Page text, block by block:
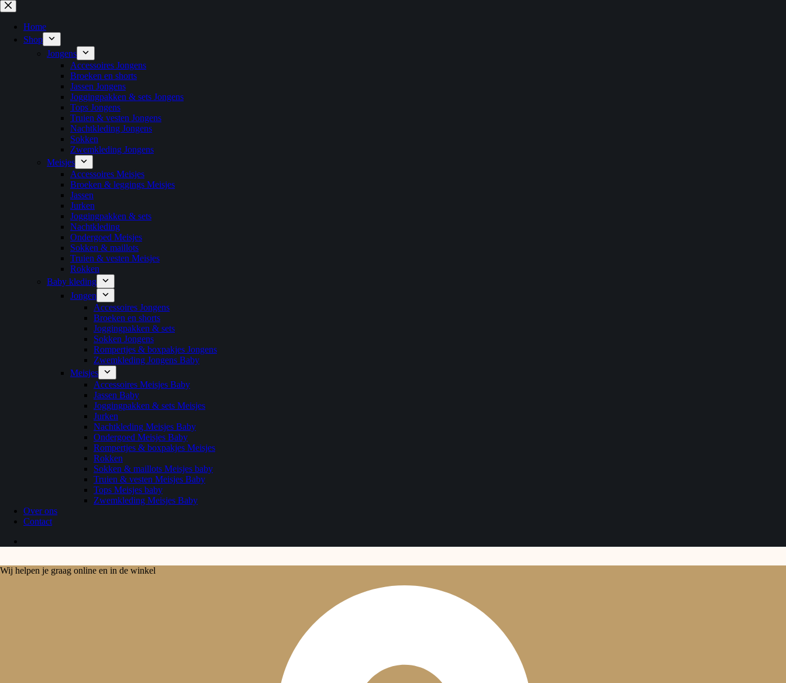
Ga
naar
inhoud
Home
Shop
Jongens
Accessoires Jongens
Broeken en shorts
Jassen Jongens
Joggingpakken & sets Jongens
Tops Jongens
Truien & vesten Jongens
Nachtkleding Jongens
Sokken
Zwemkleding Jongens
Meisjes
Accessoires Meisjes
Broeken & leggings Meisjes
Jassen
Jurken
Joggingpakken & sets
Nachtkleding
Ondergoed Meisjes
Sokken & maillots
Truien & vesten Meisjes
Rokken
Baby kleding
Jongen
Accessoires Jongens
Broeken en shorts
Joggingpakken & sets
Sokken Jongens
Rompertjes & boxpakjes Jongens
Zwemkleding Jongens Baby
Meisjes
Accessoires Meisjes Baby
Jassen Baby
Joggingpakken & sets Meisjes
Jurken
Nachtkleding Meisjes Baby
Ondergoed Meisjes Baby
Rompertjes & boxpakjes Meisjes
Rokken
Sokken & maillots Meisjes baby
Truien & vesten Meisjes Baby
Tops Meisjes baby
Zwemkleding Meisjes Baby
Over ons
Contact
Wij helpen je graag online en in de winkel